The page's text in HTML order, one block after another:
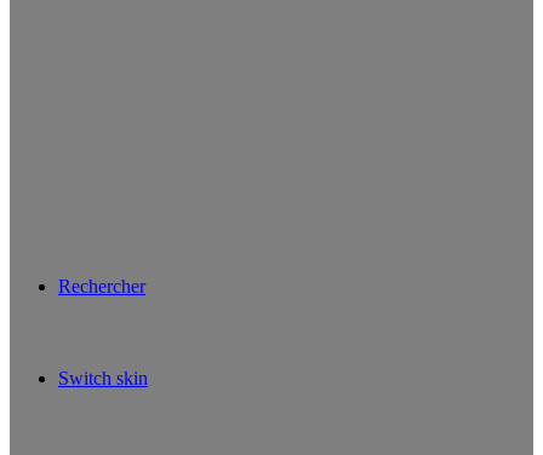
Rechercher
Switch skin